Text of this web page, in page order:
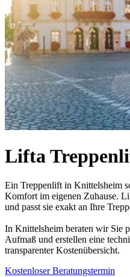
Lifta
Ein Treppenlift in Knittelsheim
Komfort im eigenen Zuhause.
und passt sie exakt an Ihre
In Knittelsheim beraten wir Sie
Aufmaß und erstellen eine
transparenter Kostenübersicht.
Kostenloser Beratungstermin